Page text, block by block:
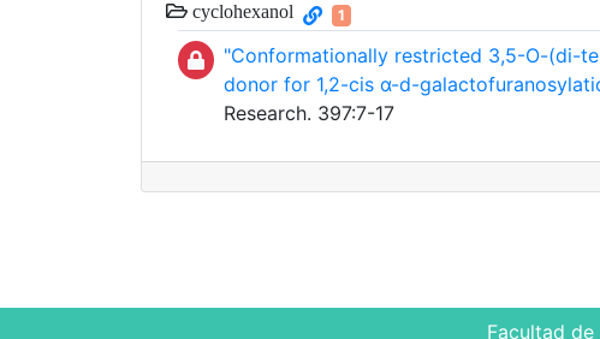
cyclohexanol 1
"Conformationally restricted 3,5-O-(di-
donor for 1,2-cis α-d-
Research. 397:7-17
Facultad